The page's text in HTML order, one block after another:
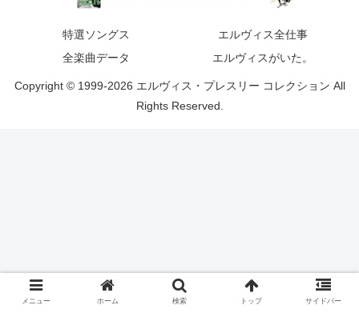
特選ソングス
エルヴィス全仕事
全楽曲データ
エルヴィスがいた。
Copyright © 1999-2026 エルヴィス・プレスリー コレクション All
Rights Reserved.
メニュー ホーム 検索 トップ サイドバー